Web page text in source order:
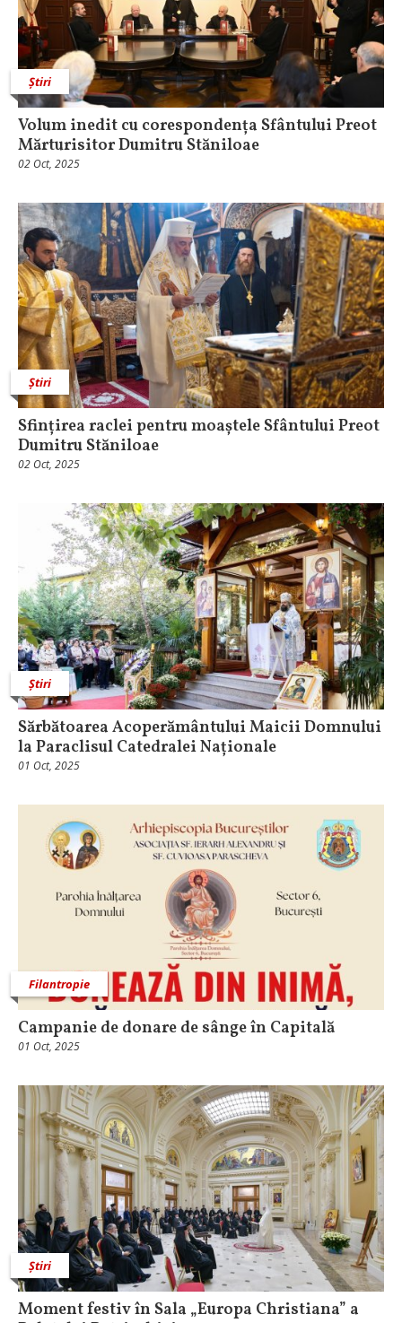
Știri
Volum inedit cu corespondența Sfântului Preot
Mărturisitor Dumitru Stăniloae
02 Oct, 2025
Știri
Sfințirea raclei pentru moaștele Sfântului Preot
Dumitru Stăniloae
02 Oct, 2025
Știri
Sărbătoarea Acoperământului Maicii Domnului
la Paraclisul Catedralei Naționale
01 Oct, 2025
Filantropie
Campanie de donare de sânge în Capitală
01 Oct, 2025
Știri
Moment festiv în Sala „Europa Christiana” a